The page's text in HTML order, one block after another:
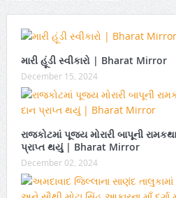
મારી હૂંડી સ્વીકારો | Bharat Mirror
December 15, 2024
રાજકોટમાં પૂજ્ય મોરારી બાપૂની
પ્રાપ્ત થયું | Bharat Mirror
December 02, 2024